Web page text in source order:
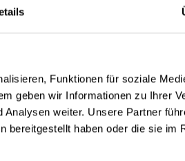
Funktionen für soziale
geben wir Informationen zu Ihrer
weiter. Unsere Partner
bereitgestellt haben oder die sie im
auf 2 Prozessoren.
auf 4 Prozessoren.
der Rechenzeit von
auf 6 Prozessoren.